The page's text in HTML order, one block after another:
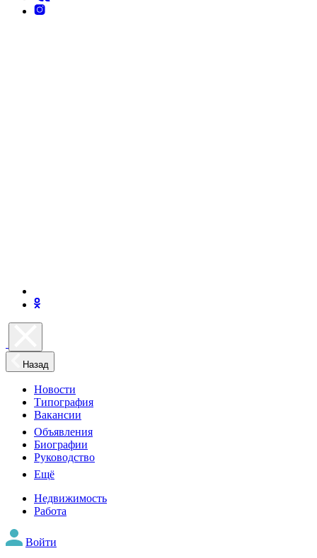
Назад
Новости
Типография
Вакансии
Объявления
Биографии
Руководство
Ещё
Недвижимость
Работа
Войти